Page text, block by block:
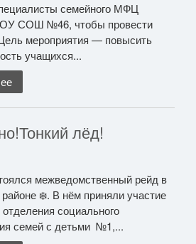
семейного МФЦ
СОШ №46, чтобы провести
мероприятия — повысить
учащихся...
лёд!
межведомственный рейд в
❄️. В нём приняли участие
социального
семей с детьми №1,...